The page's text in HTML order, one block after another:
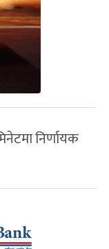
निर्णायक